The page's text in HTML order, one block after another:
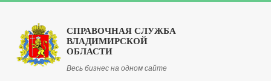
СПРАВОЧНАЯ СЛУЖБА
ВЛАДИМИРСКОЙ
ОБЛАСТИ
Весь бизнес на одном сайте